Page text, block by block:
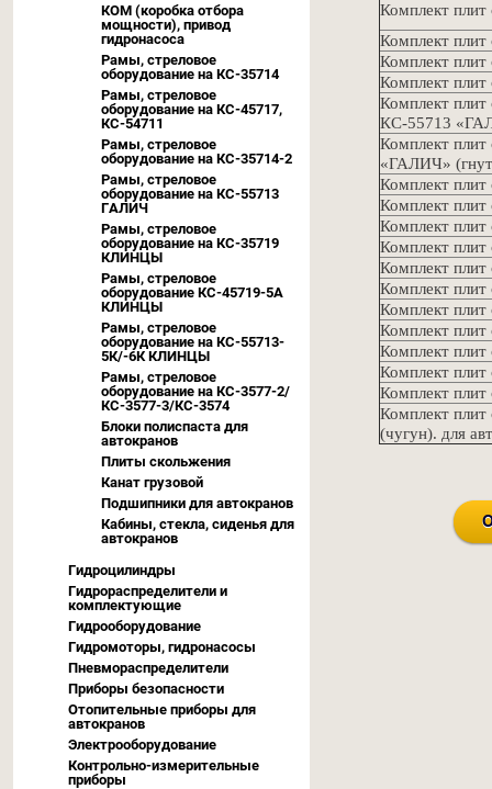
КОМ (коробка отбора
мощности), привод
гидронасоса
Рамы, стреловое
оборудование на КС-35714
Рамы, стреловое
оборудование на КС-45717,
КС-54711
Рамы, стреловое
оборудование на КС-35714-2
Рамы, стреловое
оборудование на КС-55713
ГАЛИЧ
Рамы, стреловое
оборудование на КС-35719
КЛИНЦЫ
Рамы, стреловое
оборудование КС-45719-5А
КЛИНЦЫ
Рамы, стреловое
оборудование на КС-55713-
5К/-6К КЛИНЦЫ
Рамы, стреловое
оборудование на КС-3577-2/
КС-3577-3/КС-3574
Блоки полиспаста для
автокранов
Плиты скольжения
Канат грузовой
Подшипники для автокранов
Кабины, стекла, сиденья для
автокранов
Гидроцилиндры
Гидрораспределители и
комплектующие
Гидрооборудование
Гидромоторы, гидронасосы
Пневмораспределители
Приборы безопасности
Отопительные приборы для
автокранов
Электрооборудование
Контрольно-измерительные
приборы
Комплект
Комплект
Комплект
Комплект
Комплект
КС-55713
Комплект
«ГАЛИЧ»
Комплект
Комплект
Комплект
Комплект
Комплект
Комплект
Комплект
Комплект
Комплект
Комплект
Комплект
Комплект
(чугун). для